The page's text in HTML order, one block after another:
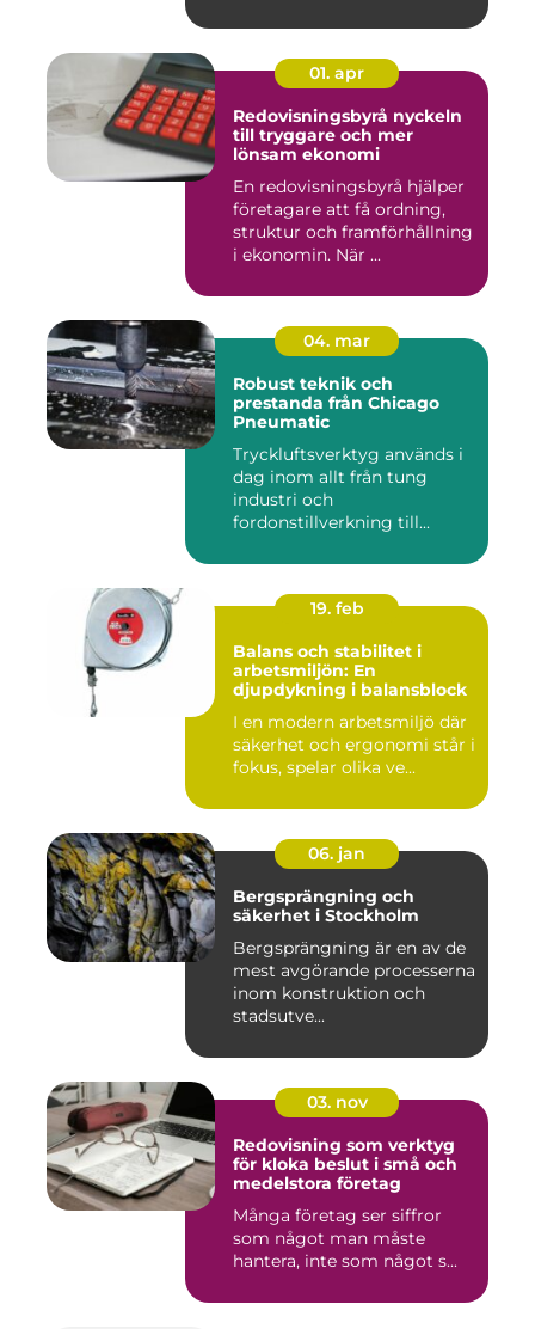
01. apr
Redovisningsbyrå nyckeln
till tryggare och mer
lönsam ekonomi
En redovisningsbyrå hjälper
företagare att få ordning,
struktur och framförhållning
i ekonomin. När ...
04. mar
Robust teknik och
prestanda från Chicago
Pneumatic
Tryckluftsverktyg används i
dag inom allt från tung
industri och
fordonstillverkning till...
19. feb
Balans och stabilitet i
arbetsmiljön: En
djupdykning i balansblock
I en modern arbetsmiljö där
säkerhet och ergonomi står i
fokus, spelar olika ve...
06. jan
Bergsprängning och
säkerhet i Stockholm
Bergsprängning är en av de
mest avgörande processerna
inom konstruktion och
stadsutve...
03. nov
Redovisning som verktyg
för kloka beslut i små och
medelstora företag
Många företag ser siffror
som något man måste
hantera, inte som något s...